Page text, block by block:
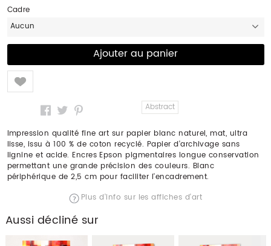
Cadre
Aucun
Like
Abstract
Impression qualité fine art sur papier blanc naturel, mat, ultra
lisse, issu à 100 % de coton recyclé. Papier d'archivage sans
lignine et acide. Encres Epson pigmentaires longue conservation
permettant une grande précision des couleurs. Blanc
périphérique de 2,5 cm pour faciliter l'encadrement.
Plus d'info sur les affiches d'art
Aussi décliné sur